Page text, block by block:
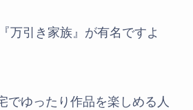
万引き家族』が有名ですよ
でゆったり作品を楽しめる人